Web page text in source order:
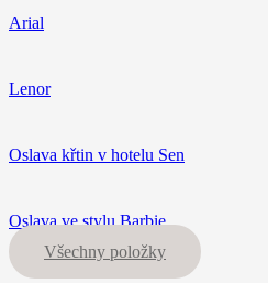
Arial
Lenor
Oslava křtin v hotelu Sen
Oslava ve stylu Barbie
Všechny položky